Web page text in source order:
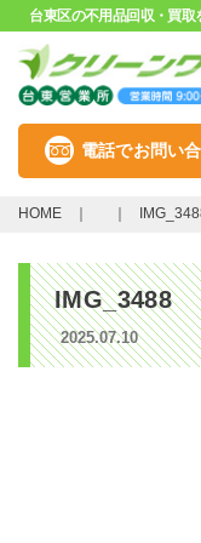
台東区の不用品回収・買取
電話でお問い
HOME
IMG_3488
2025.07.10